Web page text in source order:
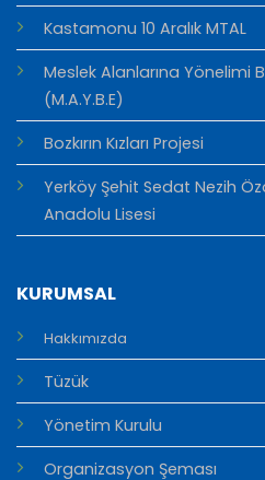
Kastamonu 10 Aralık MTAL
Meslek Alanlarına Yönelimi
(M.A.Y.B.E)
Bozkırın Kızları Projesi
Yerköy Şehit Sedat Nezih
Anadolu Lisesi
KURUMSAL
Hakkımızda
Tüzük
Yönetim Kurulu
Organizasyon Şeması